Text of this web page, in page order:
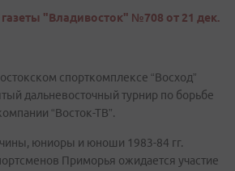
"Владивосток" №708 от 21 дек.
спорткомплексе “Восход”
дальневосточный турнир по борьбе
“Восток-ТВ”.
юниоры и юноши 1983-84 гг.
Приморья ожидается участие